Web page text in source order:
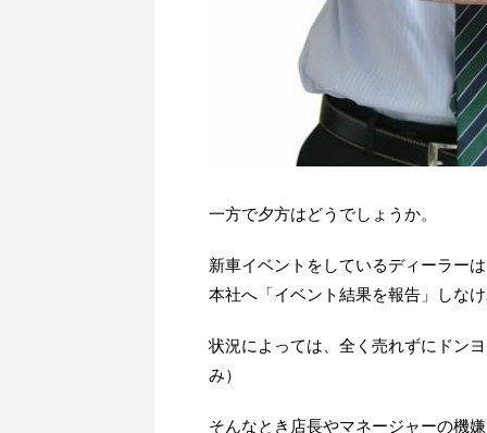
一方で夕方はどうでしょうか。
新車イベントをしているディーラー
本社へ「イベント結果を報告」しなけ
状況によっては、全く売れずにドン
み）
そんなとき店長やマネージャーの機嫌